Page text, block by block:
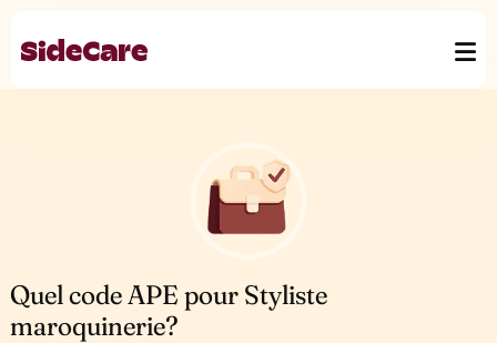
Quel code APE pour Styliste
maroquinerie?